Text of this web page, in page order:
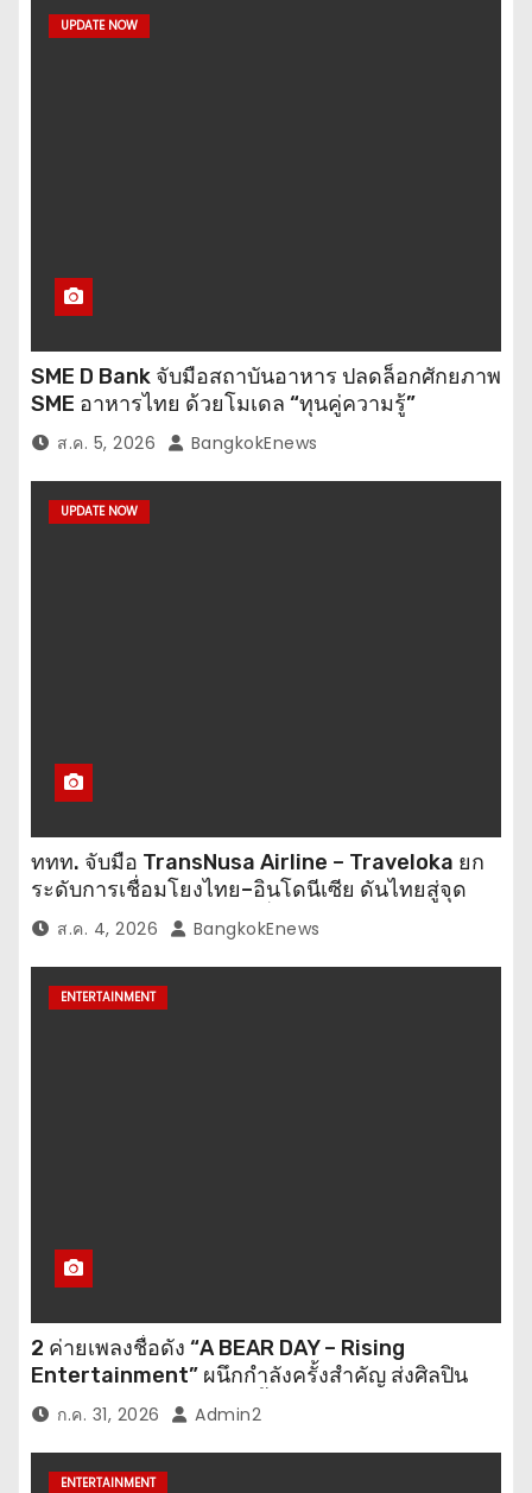
UPDATE NOW
SME D Bank จับมือสถาบันอาหาร ปลดล็อกศักยภาพ
SME อาหารไทย ด้วยโมเดล “ทุนคู่ความรู้”
ส.ค. 5, 2026 BangkokEnews
UPDATE NOW
ททท. จับมือ TransNusa Airline – Traveloka ยก
ระดับการเชื่อมโยงไทย–อินโดนีเซีย ดันไทยสู่จุด
หมายปลายทางคุณภาพ เชื่อม Asean Tourism
และ Muslim-Friendly Destination
ส.ค. 4, 2026 BangkokEnews
ENTERTAINMENT
2 ค่ายเพลงชื่อดัง “A BEAR DAY – Rising
Entertainment” ผนึกกำลังครั้งสำคัญ ส่งศิลปิน
“เบสท์ – เบลล์” ปล่อยซิงเกิ้ลพิเศษ เอาใจคนอินเลิฟ
ก.ค. 31, 2026 Admin2
ENTERTAINMENT